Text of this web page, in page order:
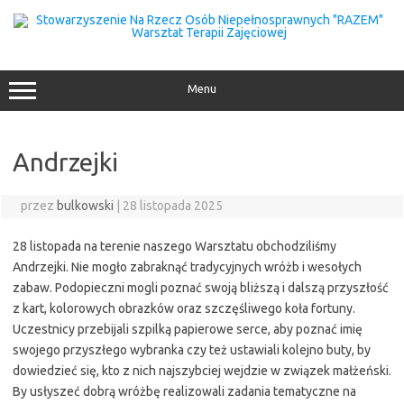
treści
Menu
Andrzejki
przez bulkowski 28 listopada 2025
28 listopada na terenie naszego Warsztatu obchodziliśmy
Andrzejki. Nie mogło zabraknąć tradycyjnych wróżb i wesołych
zabaw. Podopieczni mogli poznać swoją bliższą i dalszą przyszłość
z kart, kolorowych obrazków oraz szczęśliwego koła fortuny.
Uczestnicy przebijali szpilką papierowe serce, aby poznać imię
swojego przyszłego wybranka czy też ustawiali kolejno buty, by
dowiedzieć się, kto z nich najszybciej wejdzie w związek małżeński.
By usłyszeć dobrą wróżbę realizowali zadania tematyczne na